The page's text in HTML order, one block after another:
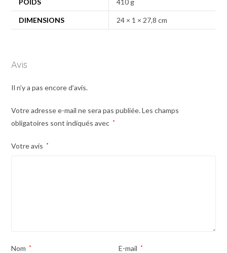
POIDS 410 g
DIMENSIONS 24 × 1 × 27,8 cm
Avis
Il n’y a pas encore d’avis.
Votre adresse e-mail ne sera pas publiée. Les champs
obligatoires sont indiqués avec *
Votre avis *
Nom * E-mail *